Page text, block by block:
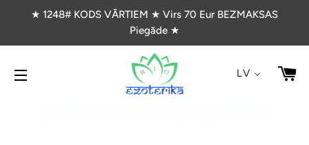
★ 1248# KODS VĀRTIEM ★ Virs 70 Eur BEZMAKSAS
Piegāde ★
VIETNES NAVIGĀCIJA
LV